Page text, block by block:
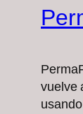
vuelve